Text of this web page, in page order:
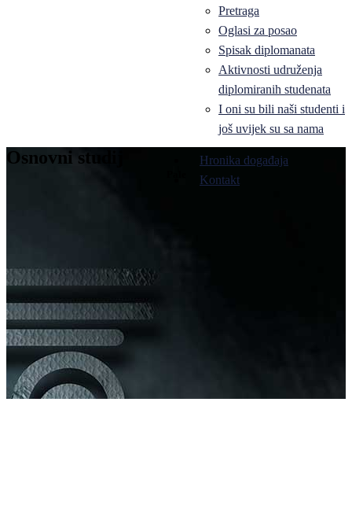
Pretraga
Oglasi za posao
Spisak diplomanata
Aktivnosti udruženja
diplomiranih studenata
I oni su bili naši studenti i
još uvijek su sa nama
Hronika događaja
Kontakt
Osnovni studij